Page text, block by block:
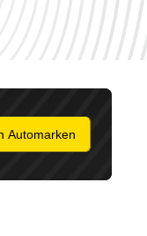
Automarken